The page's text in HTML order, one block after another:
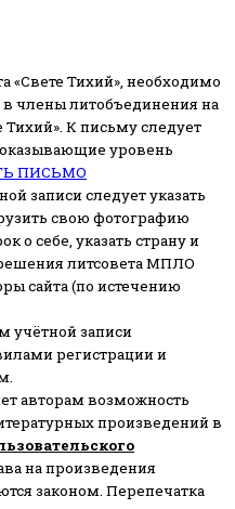
«Свете Тихий», необходимо
в члены литобъединения на
К письму следует
уровень
ПИСЬМО
записи следует указать
свою фотографию
о себе, указать страну и
литсовета МПЛО
сайта (по истечению
учётной записи
регистрации и
авторам возможность
произведений в
на произведения
законом. Перепечатка